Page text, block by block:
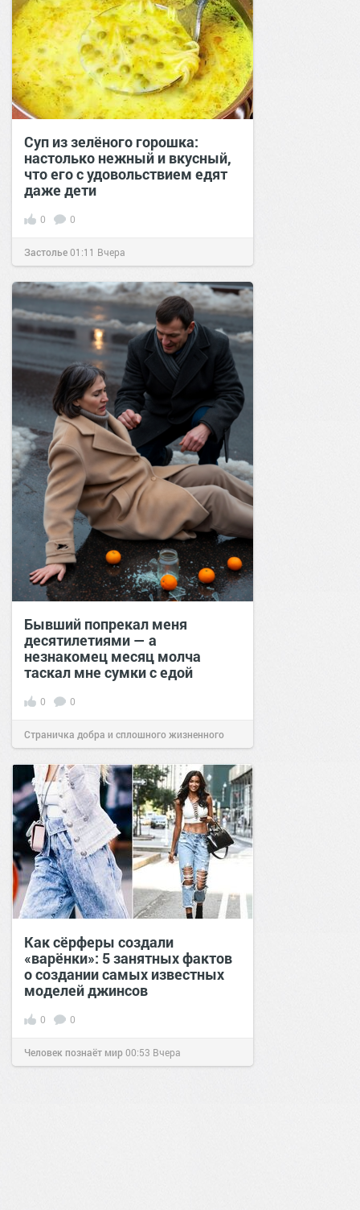
Суп из зелёного горошка:
настолько нежный и вкусный,
что его с удовольствием едят
даже дети
0 0
Застолье01:11 Вчера
Бывший попрекал меня
десятилетиями — а
незнакомец месяц молча
таскал мне сумки с едой
0 0
Страничка добра и сплошного жизненного
позитива!00:28 Вчера
Как сёрферы создали
«варёнки»: 5 занятных фактов
о создании самых известных
моделей джинсов
0 0
Человек познаёт мир00:53 Вчера